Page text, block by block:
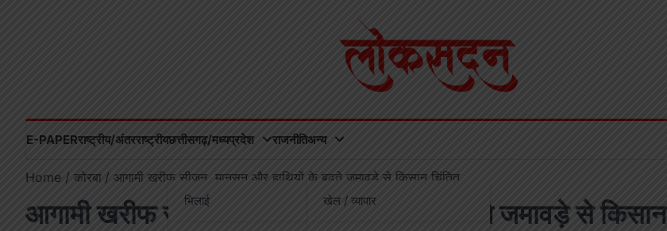
E-PAPERराष्ट्रीय/अंतरराष्ट्रीयछत्तीसगढ़/मध्यप्रदेश
भिलाई
राजनीतिअन्य
खेल / व्यापार
Home कोरबा आगामी खरीफ सीजन, मानसून और हाथियों के बढ़ते जमावड़े से किसान चिंतित
आगामी खरीफ सीजन, मानसून और हाथियों के बढ़ते जमावड़े से किसान